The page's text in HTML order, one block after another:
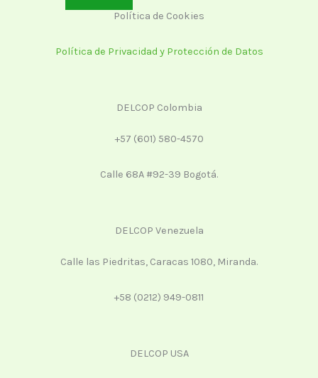
Política de Cookies
Política de Privacidad y Protección de Datos
DELCOP Colombia
+57 (601) 580-4570
Calle 68A #92-39 Bogotá.
DELCOP Venezuela
Calle las Piedritas, Caracas 1080, Miranda.
+58 (0212) 949-0811
DELCOP USA